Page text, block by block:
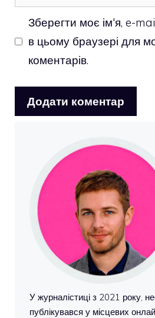
Зберегти моє ім'я, e-
в цьому браузері для
коментарів.
У журналістиці з 2021 року,
публікувався у місцевих